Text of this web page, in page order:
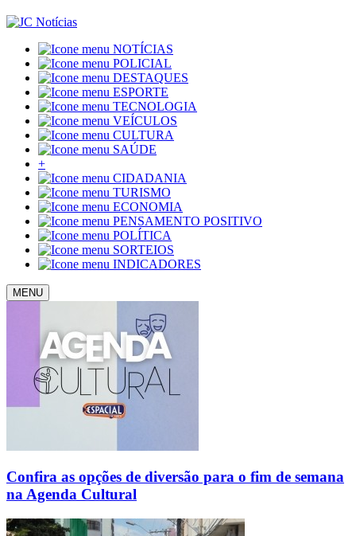
NOTÍCIAS
POLICIAL
DESTAQUES
ESPORTE
TECNOLOGIA
VEÍCULOS
CULTURA
SAÚDE
+
CIDADANIA
TURISMO
ECONOMIA
PENSAMENTO POSITIVO
POLÍTICA
SORTEIOS
INDICADORES
MENU
Confira as opções de diversão para o fim de semana
na Agenda Cultural